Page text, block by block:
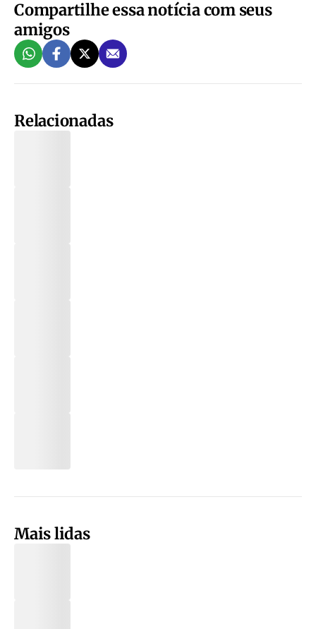
Compartilhe essa notícia com seus
amigos
Relacionadas
Mais lidas